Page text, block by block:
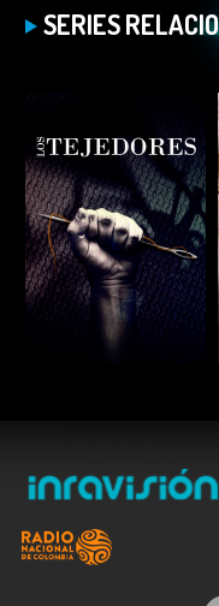
SERIES
ESCUCHAR